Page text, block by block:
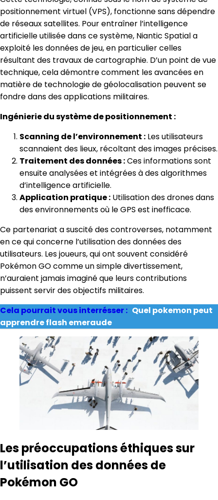
positionnement virtuel (VPS), fonctionne sans dépendre
de réseaux satellites. Pour entraîner l’intelligence
artificielle utilisée dans ce système, Niantic Spatial a
exploité les données de jeu, en particulier celles
résultant des travaux de cartographie. D’un point de vue
technique, cela démontre comment les avancées en
matière de technologie de géolocalisation peuvent se
fondre dans des applications militaires.
Ingénierie du système de positionnement :
Scanning de l’environnement : Les utilisateurs
scannaient des lieux, récoltant des images précises.
Traitement des données :Ces informations sont
ensuite analysées et intégrées à des algorithmes
d’intelligence artificielle.
Application pratique : Utilisation des drones dans
des environnements où le GPS est inefficace.
Ce partenariat a suscité des controverses, notamment
en ce qui concerne l’utilisation des données des
utilisateurs. Les joueurs, qui ont souvent considéré
Pokémon GO comme un simple divertissement,
n’auraient jamais imaginé que leurs contributions
puissent servir des objectifs militaires.
Cela pourrait vous interrésser : Quel pokemon peut
apprendre flash emeraude
Les préoccupations éthiques sur
l’utilisation des données de
Pokémon GO